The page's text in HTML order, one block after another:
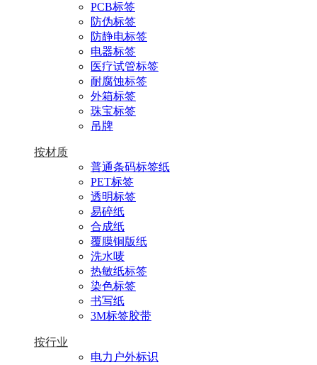
PCB标签
防伪标签
防静电标签
电器标签
医疗试管标签
耐腐蚀标签
外箱标签
珠宝标签
吊牌
按材质
普通条码标签纸
PET标签
透明标签
易碎纸
合成纸
覆膜铜版纸
洗水唛
热敏纸标签
染色标签
书写纸
3M标签胶带
按行业
电力户外标识